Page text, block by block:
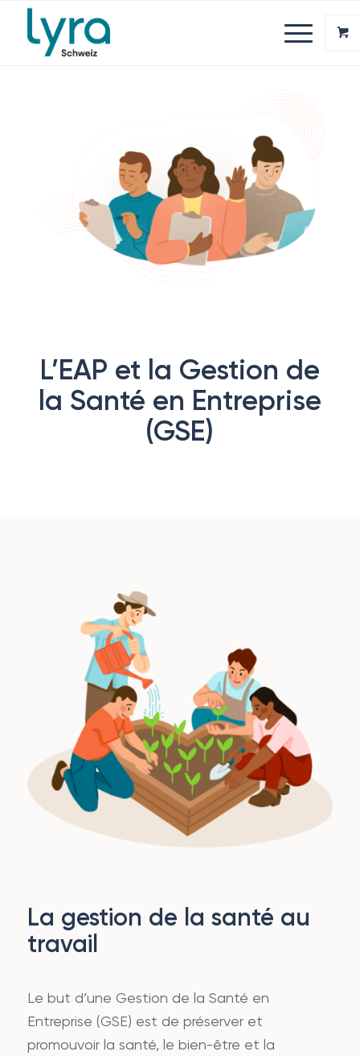
L’EAP et la Gestion de
la Santé en Entreprise
(GSE)
La gestion de la santé au
travail
Le but d’une Gestion de la Santé en
Entreprise (GSE) est de préserver et
promouvoir la santé, le bien-être et la